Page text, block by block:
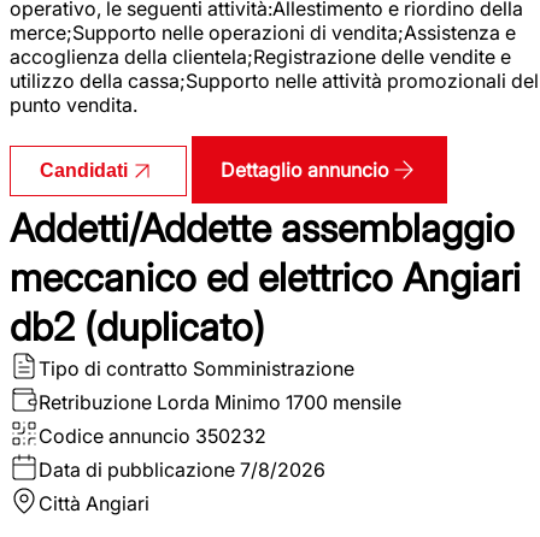
operativo, le seguenti attività:Allestimento e riordino della
merce;Supporto nelle operazioni di vendita;Assistenza e
accoglienza della clientela;Registrazione delle vendite e
utilizzo della cassa;Supporto nelle attività promozionali del
punto vendita.
Candidati Dettaglio annuncio
Addetti/Addette assemblaggio
meccanico ed elettrico Angiari
db2 (duplicato)
Tipo di contratto Somministrazione
Retribuzione Lorda Minimo 1700 mensile
Codice annuncio 350232
Data di pubblicazione 7/8/2026
Città Angiari